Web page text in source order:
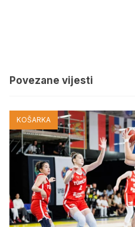
Povezane vijesti
KOŠARKA